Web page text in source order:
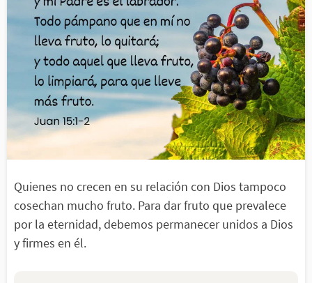
Quienes no crecen en su relación con Dios tampoco
cosechan mucho fruto. Para dar fruto que prevalece
por la eternidad, debemos permanecer unidos a Dios
y firmes en él.